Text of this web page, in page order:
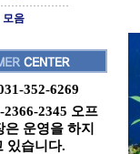
모음
352-6269
2366-2345 오프
은 운영을 하지
있습니다.